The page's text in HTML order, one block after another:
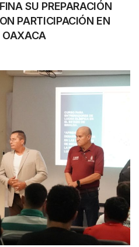
SU PREPARACIÓN
PARTICIPACIÓN EN
OAXACA